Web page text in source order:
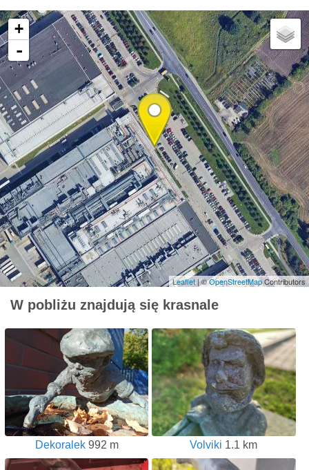
+
-
Leaflet| ©OpenStreetMapContributors
W pobliżu znajdują się krasnale
Dekoralek992 m Volviki 1.1 km